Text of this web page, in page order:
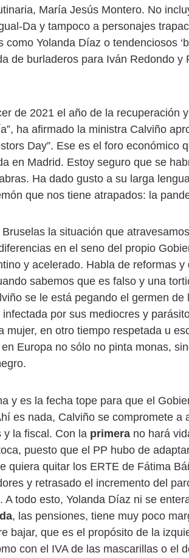
María Jesús Montero. No
Da y tampoco a personajes
Yolanda Díaz o tendenciosos
de burladeros para Iván Redondo y
de 2021 el año de la recuperación
ha afirmado la ministra Calviño
Day”. Ese es el foro económico
en Madrid. Estoy seguro que se
Ha dado gusto a su larga
que nos tiene atrapados: la
la situación que
en el seno del propio
y acelerado. Habla de reformas y
sabemos que es falso y una
se le está pegando el germen de
por sus mediocres y
mujer, en otro tiempo respetada u
Europa no sólo no pinta monas,
y es la fecha tope para que el
es nada, Calviño se compromete a
y la fiscal. Con la primera no hará
puesto que el PP hubo de
quiera quitar los ERTE de Fátima
y retrasado el incremento del
todo esto, Yolanda Díaz ni se
, las pensiones, tiene muy poco
bajar, que es el propósito de la
con el IVA de las mascarillas o el